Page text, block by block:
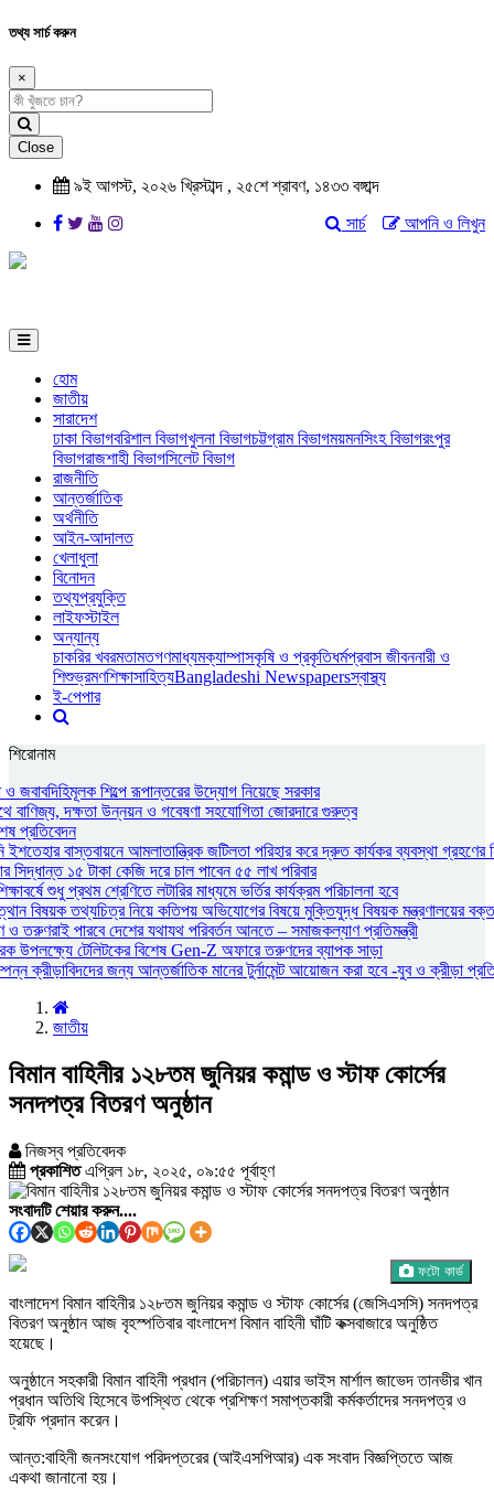
তথ্য সার্চ করুন
×
Close
৯ই আগস্ট, ২০২৬ খ্রিস্টাব্দ , ২৫শে শ্রাবণ, ১৪৩৩ বঙ্গাব্দ
আপনি ও লিখুন
সার্চ
হোম
জাতীয়
সারাদেশ
ঢাকা বিভাগবরিশাল বিভাগখুলনা বিভাগচট্টগ্রাম বিভাগময়মনসিংহ বিভাগরংপুর
বিভাগরাজশাহী বিভাগসিলেট বিভাগ
রাজনীতি
আন্তর্জাতিক
অর্থনীতি
আইন-আদালত
খেলাধুলা
বিনোদন
তথ্যপ্রযুক্তি
লাইফস্টাইল
অন্যান্য
চাকরির খবরমতামতগণমাধ্যমক্যাম্পাসকৃষি ও প্রকৃতিধর্মপ্রবাস জীবননারী ও
শিশুভ্রমণশিক্ষাসাহিত্যBangladeshi Newspapersস্বাস্থ্য
ই-পেপার
শিরোনাম
ও জবাবদিহিমূলক শিল্পে রূপান্তরের উদ্যোগ নিয়েছে সরকার
বাণিজ্য, দক্ষতা উন্নয়ন ও গবেষণা সহযোগিতা জোরদারে গুরুত্ব
প্রতিবেদন
ইশতেহার বাস্তবায়নে আমলাতান্ত্রিক জটিলতা পরিহার করে দ্রুত কার্যকর ব্যবস্থা গ্রহণের
১৫ টাকা কেজি দরে চাল পাবেন ৫৫ লাখ পরিবার
শুধু প্রথম শ্রেণিতে লটারির মাধ্যমে ভর্তির কার্যক্রম পরিচালনা হবে
বিষয়ক তথ্যচিত্র নিয়ে কতিপয় অভিযোগের বিষয়ে মুক্তিযুদ্ধ বিষয়ক মন্ত্রণালয়ের
পারবে দেশের যথাযথ পরিবর্তন আনতে – সমাজকল্যাণ প্রতিমন্ত্রী
উপলক্ষ্যে টেলিটকের বিশেষ Gen-Z অফারে তরুণদের ব্যাপক সাড়া
ক্রীড়াবিদদের জন্য আন্তর্জাতিক মানের টুর্নামেন্ট আয়োজন করা হবে -যুব ও ক্রীড়া
জাতীয়
বিমান বাহিনীর ১২৮তম জুনিয়র কমান্ড ও স্টাফ কোর্সের
সনদপত্র বিতরণ অনুষ্ঠান
নিজস্ব প্রতিবেদক
প্রকাশিতএপ্রিল ১৮, ২০২৫, ০৯:৫৫ পূর্বাহ্ণ
ফটো কার্ড
সংবাদটি শেয়ার করুন....
বাংলাদেশ বিমান বাহিনীর ১২৮তম জুনিয়র কমান্ড ও স্টাফ কোর্সের (জেসিএসসি) সনদপত্র
বিতরণ অনুষ্ঠান আজ বৃহস্পতিবার বাংলাদেশ বিমান বাহিনী ঘাঁটি কক্সবাজারে অনুষ্ঠিত
হয়েছে।
অনুষ্ঠানে সহকারী বিমান বাহিনী প্রধান (পরিচালন) এয়ার ভাইস মার্শাল জাভেদ তানভীর খান
প্রধান অতিথি হিসেবে উপস্থিত থেকে প্রশিক্ষণ সমাপ্তকারী কর্মকর্তাদের সনদপত্র ও
ট্রফি প্রদান করেন।
আন্ত:বাহিনী জনসংযোগ পরিদপ্তরের (আইএসপিআর) এক সংবাদ বিজ্ঞপ্তিতে আজ
একথা জানানো হয়।